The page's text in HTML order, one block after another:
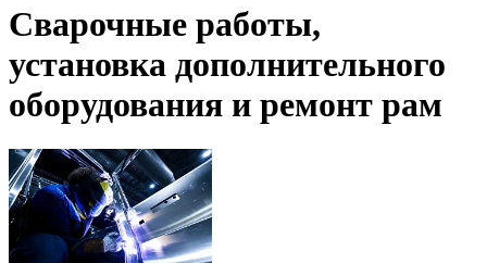
Сварочные работы,
установка дополнительного
оборудования и ремонт рам